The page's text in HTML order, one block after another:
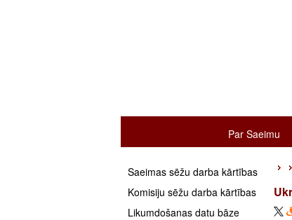
Par Saeimu
Saeimas sēžu darba kārtības
Komisiju sēžu darba kārtības
Likumdošanas datu bāze